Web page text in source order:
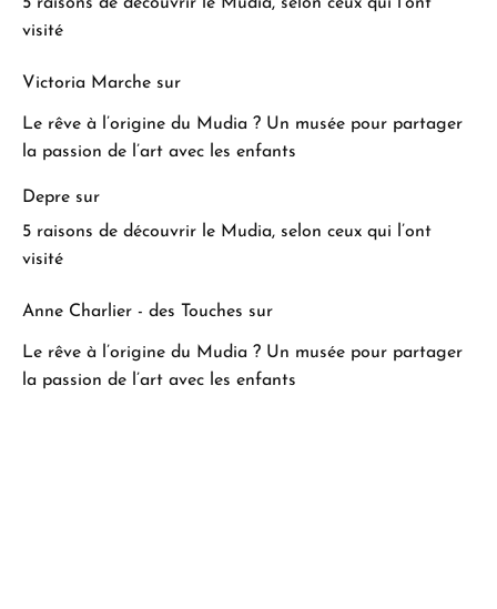
visité
Victoria Marche sur
Le rêve à l’origine du Mudia ? Un musée pour partager
la passion de l’art avec les enfants
Depre sur
5 raisons de découvrir le Mudia, selon ceux qui l’ont
visité
Anne Charlier - des Touches sur
Le rêve à l’origine du Mudia ? Un musée pour partager
la passion de l’art avec les enfants